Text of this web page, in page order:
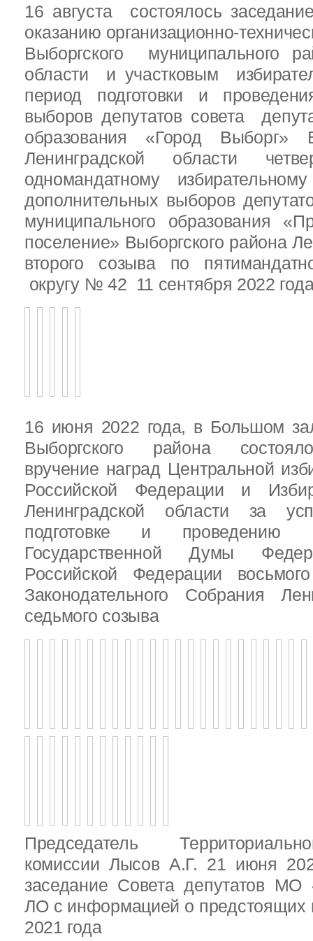
16 августа состоялось
оказанию организационно-
Выборгского муниципального
области и участковым
период подготовки и
выборов депутатов совета
образования «Город Выборг»
Ленинградской области
одномандатному
дополнительных выборов
муниципального образования
поселение» Выборгского района
второго созыва по
округу № 42 11 сентября 2022
16 июня 2022 года, в Большом
Выборгского района
вручение наград Центральной
Российской Федерации и
Ленинградской области за
подготовке и проведению
Государственной Думы
Российской Федерации
Законодательного Собрания
седьмого созыва
Председатель
комиссии Лысов А.Г. 21 июня
заседание Совета депутатов МО
ЛО с информацией о предстоящих
2021 года